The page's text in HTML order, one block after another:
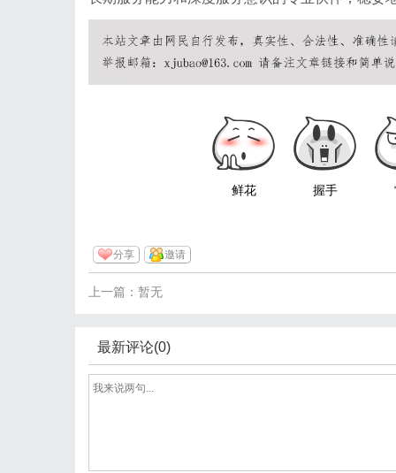
鲜花 握手
分享 邀请
上一篇：暂无
最新评论(0)